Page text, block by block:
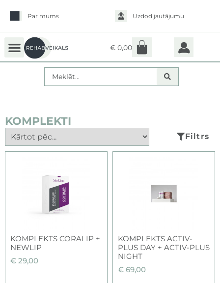
Par mums Uzdod jautājumu
€ 0,00
KOMPLEKTI
Filtrs
KOMPLEKTS CORALIP +
NEWLIP
€ 29,00
KOMPLEKTS ACTIV-
PLUS DAY + ACTIV-PLUS
NIGHT
€ 69,00